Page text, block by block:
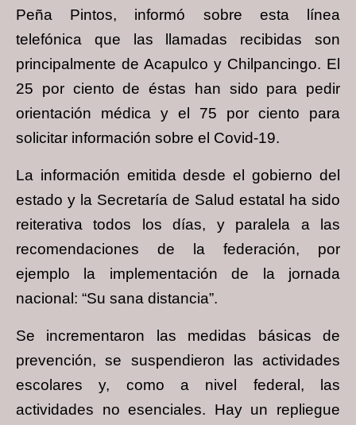
Peña Pintos, informó sobre esta línea
telefónica que las llamadas recibidas son
principalmente de Acapulco y Chilpancingo. El
25 por ciento de éstas han sido para pedir
orientación médica y el 75 por ciento para
solicitar información sobre el Covid-19.
La información emitida desde el gobierno del
estado y la Secretaría de Salud estatal ha sido
reiterativa todos los días, y paralela a las
recomendaciones de la federación, por
ejemplo la implementación de la jornada
nacional: “Su sana distancia”.
Se incrementaron las medidas básicas de
prevención, se suspendieron las actividades
escolares y, como a nivel federal, las
actividades no esenciales. Hay un repliegue